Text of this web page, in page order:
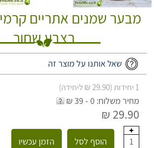
מבער שמנים אתריים
בצבע שחור
שאל אותנו על מוצר זה
1 יחידות (29.90 ₪ ליחידה)
מחיר משלוח: 0 - 39 ₪
29.90 ₪
1 הוסף לסל הזמן עכשיו